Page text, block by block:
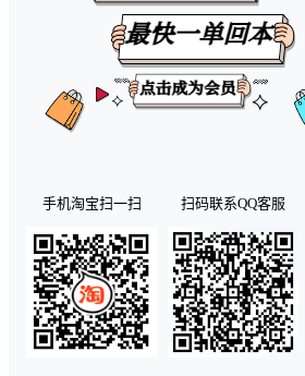
手机淘宝扫一扫 扫码联系QQ客服